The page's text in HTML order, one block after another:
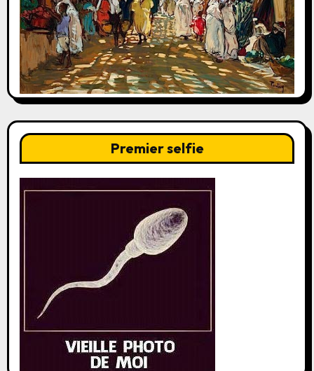
Premier selfie